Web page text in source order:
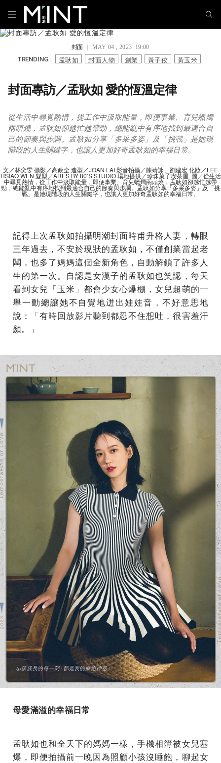
封面｜ MAY 04 , 2023 19:00
TRENDING : 孟耿如 封面人物 創業 黃子佼 黃玉米
封面專訪／孟耿如 愛的恆溫定律
從生活中尋覓熱情，從工作中汲取能量，即便事業、育兒蠟燭
兩頭燒，孟耿如卻越忙越帶勁，總能亂中有序地找到最適合自
己的節奏與步調。孟耿如分享「多采多姿」及「挑戰」是她現
階段的人生關鍵字，也讓人更加好奇孟耿如的幸福日常。
文／林奕雯 攝影／高政全 造型／JOAN LAI 影音拍攝／陳靖詠、劉建宏 化妝／LEE
HSIAO WEN 髮型／ARES BY 80’S STUDIO 場地提供／珍珠菓子喫茶屋 圖／從生活
中尋覓熱情，從工作中汲取能量，即便事業、育兒蠟燭兩頭燒，孟耿如卻越忙越帶
勁，總能亂中有序地找到最適合自己的節奏與步調。孟耿如分享「多采多姿」及「挑
戰」是她現階段的人生關鍵字，也讓人更加好奇孟耿如的幸福日常。
記得上次孟耿如拍攝明潮封面時甫升格人妻，轉眼
三年過去，不安於現狀的孟耿如，不僅創業當起老
闆，也多了媽媽這個全新角色，自動解鎖了許多人
生的第一次。自認是女漢子的孟耿如也笑認，每天
看到女兒「玉米」都會少女心爆棚，女兒超萌的一
舉一動總讓她不自覺地迸出娃娃音，不好意思地
說：「有時回放影片聽到都忍不住想吐，很害羞汗
顏。」
母愛滿溢的幸福日常
孟耿如也和全天下的媽媽一樣，手機相簿被女兒塞
爆，即便拍攝前一晚因為照顧小孩沒睡飽，聊起女